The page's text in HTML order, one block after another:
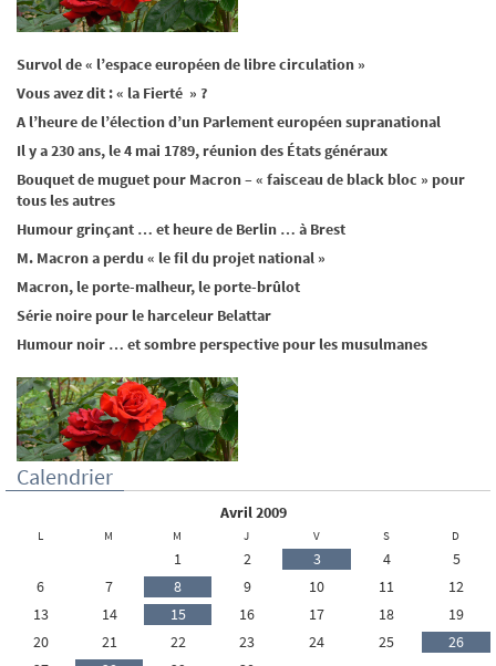
Survol de « l’espace européen de libre circulation »
Vous avez dit : « la Fierté » ?
A l’heure de l’élection d’un Parlement européen supranational
Il y a 230 ans, le 4 mai 1789, réunion des États généraux
Bouquet de muguet pour Macron – « faisceau de black bloc » pour
tous les autres
Humour grinçant … et heure de Berlin … à Brest
M. Macron a perdu « le fil du projet national »
Macron, le porte-malheur, le porte-brûlot
Série noire pour le harceleur Belattar
Humour noir … et sombre perspective pour les musulmanes
Calendrier
avril 2009
L M M J V S D
1 2 3 4
5
6
7 8 9 10 11
12
13
14 15 16 17 18
19
20
21 22 23 24 25
26